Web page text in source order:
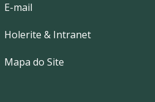
E-mail
Holerite & Intranet
Mapa do Site